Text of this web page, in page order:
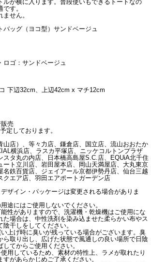
ルが横に入ります。普段使いもできるトートなの
す。
せん。
ッグ（ヨコ型）サンドベージュ
ロゴ：サンドベージュ
下辺32cm、上辺42cm x マチ12cm
売
定しております。
山店）、等々力店、鎌倉店、国立店、流山おおたか
横浜店、ラスカ平塚店、ニッケコルトンプラザ
スタ丸の内店、日本橋高島屋S.C.店、EQUiA北千住
ート立川店、岩田屋本店、岡山天満屋店、大丸東京
名鉄百貨店、ジェイアール京都伊勢丹店、仙台三越
クエア店、羽田エアポートガーデン店
ザイン・パッケージは変更される場合がありま
途にはご使用しないでください。
性がありますので、洗濯機・乾燥機はご使用にな
た場合は、中性洗剤を染み込ませた柔らかい布やス
干しをしてください。
上げ時に臭いが残っている場合がございます。臭
ら取り出し、広げた状態で風通しの良い場所で日陰
てからご使用ください。
用しているため、素材の特性上、ラメが取れたり
があらかじめご了承ください。